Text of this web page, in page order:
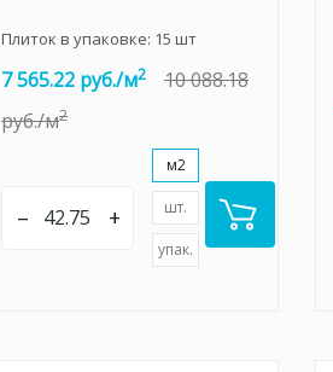
Плиток в упаковке: 15 шт
7 565.22 руб./м2
10 088.18
руб./м2
– +
м2
шт.
упак.